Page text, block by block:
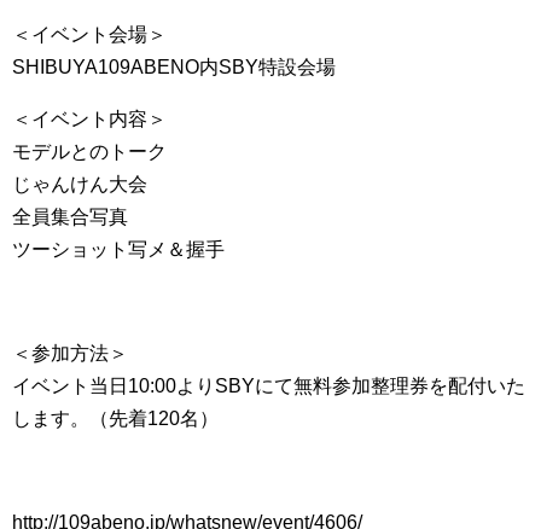
＜イベント会場＞
SHIBUYA109ABENO内SBY特設会場
＜イベント内容＞
モデルとのトーク
じゃんけん大会
全員集合写真
ツーショット写メ＆握手
＜参加方法＞
イベント当日10:00よりSBYにて無料参加整理券を配付いた
します。（先着120名）
http://109abeno.jp/whatsnew/event/4606/